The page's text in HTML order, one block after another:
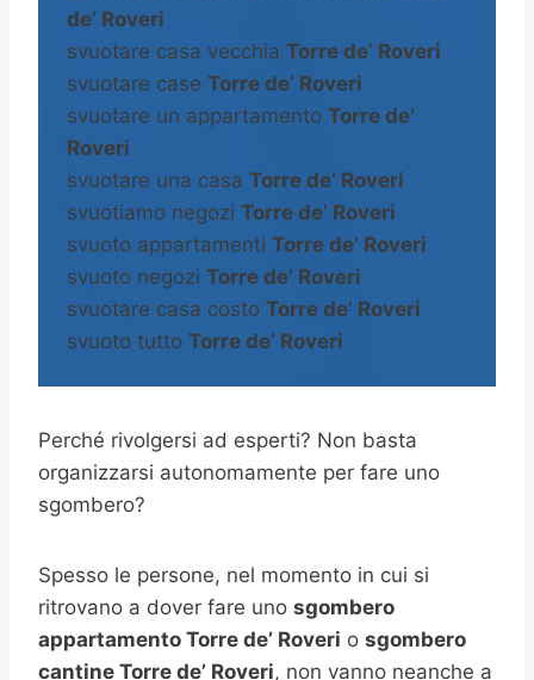
de’ Roveri
svuotare casa vecchia Torre de’ Roveri
svuotare case Torre de’ Roveri
svuotare un appartamento Torre de’
Roveri
svuotare una casa Torre de’ Roveri
svuotiamo negozi Torre de’ Roveri
svuoto appartamenti Torre de’ Roveri
svuoto negozi Torre de’ Roveri
svuotare casa costo Torre de’ Roveri
svuoto tutto Torre de’ Roveri
Perché rivolgersi ad esperti? Non basta
organizzarsi autonomamente per fare uno
sgombero?
Spesso le persone, nel momento in cui si
ritrovano a dover fare uno sgombero
appartamento Torre de’ Roveri o sgombero
cantine Torre de’ Roveri, non vanno neanche a